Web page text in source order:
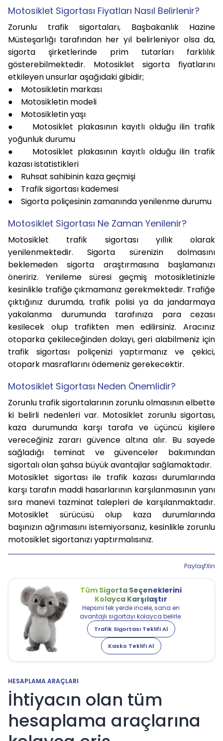
Motosiklet Sigortası Fiyatları Nasıl Belirlenir?
Zorunlu trafik sigortaları, Başbakanlık Hazine
Müsteşarlığı tarafından her yıl belirleniyor olsa da,
sigorta şirketlerinde prim tutarları farklılık
gösterebilmektedir. Motosiklet sigorta fiyatlarını
etkileyen unsurlar aşağıdaki gibidir;
● Motosikletin markası
● Motosikletin modeli
● Motosikletin yaşı
● Motosiklet plakasının kayıtlı olduğu ilin trafik
yoğunluk durumu
● Motosiklet plakasının kayıtlı olduğu ilin trafik
kazası istatistikleri
● Ruhsat sahibinin kaza geçmişi
● Trafik sigortası kademesi
● Sigorta poliçesinin zamanında yenilenme durumu
Motosiklet Sigortası Ne Zaman Yenilenir?
Motosiklet trafik sigortası yıllık olarak
yenilenmektedir. Sigorta sürenizin dolmasını
beklemeden sigorta araştırmasına başlamanızı
öneririz. Yenileme süresi geçmiş motosikletinizle
kesinlikle trafiğe çıkmamanız gerekmektedir. Trafiğe
çıktığınız durumda, trafik polisi ya da jandarmaya
yakalanma durumunda tarafınıza para cezası
kesilecek olup trafikten men edilirsiniz. Aracınız
otoparka çekileceğinden dolayı, geri alabilmeniz için
trafik sigortası poliçenizi yaptırmanız ve çekici,
otopark masraflarını ödemeniz gerekecektir.
Motosiklet Sigortası Neden Önemlidir?
Zorunlu trafik sigortalarının zorunlu olmasının elbette
ki belirli nedenleri var. Motosiklet zorunlu sigortası,
kaza durumunda karşı tarafa ve üçüncü kişilere
vereceğiniz zararı güvence altına alır. Bu sayede
sağladığı teminat ve güvenceler bakımından
sigortalı olan şahsa büyük avantajlar sağlamaktadır.
Motosiklet sigortası ile trafik kazası durumlarında
karşı tarafın maddi hasarlarının karşılanmasının yanı
sıra manevi tazminat talepleri de karşılanmaktadır.
Motosiklet sürücüsü olup kaza durumlarında
başınızın ağrımasını istemiyorsanız, kesinlikle zorunlu
motosiklet sigortanızı yaptırmalısınız.
PaylaşfXin
Tüm Sigorta Seçeneklerini
Kolayca Karşılaştır
Hepsini tek yerde incele, sana en
avantajlı sigortayı kolayca belirle.
Trafik Sigortası Teklifi Al
Kasko Teklifi Al
HESAPLAMA ARAÇLARI
İhtiyacın olan tüm
hesaplama araçlarına